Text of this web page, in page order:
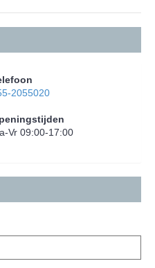
2055020
Vr 09:00-17:00